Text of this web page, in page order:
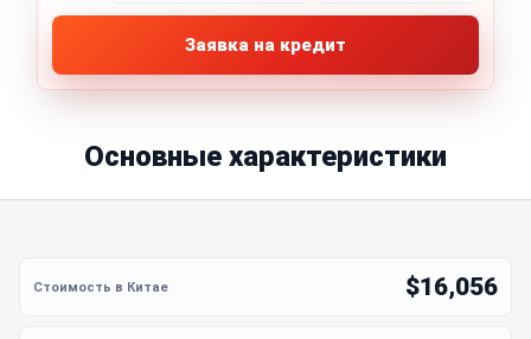
Заявка на кредит
Основные характеристики
$16,056